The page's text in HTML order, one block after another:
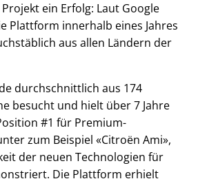
ein Erfolg: Laut Google
Plattform innerhalb eines Jahres
aus allen Ländern der
durchschnittlich aus 174
besucht und hielt über 7 Jahre
#1 für Premium-
zum Beispiel
Citroën Ami ,
der neuen Technologien für
Die Plattform erhielt